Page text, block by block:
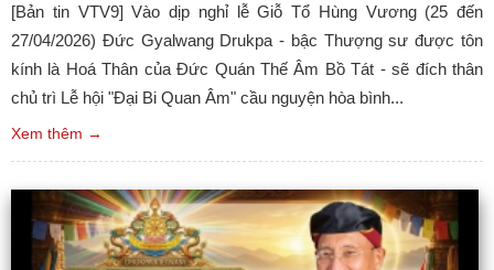
[Bản tin VTV9] Vào dịp nghỉ lễ Giỗ Tổ Hùng Vương (25 đến
27/04/2026) Đức Gyalwang Drukpa - bậc Thượng sư được tôn
kính là Hoá Thân của Đức Quán Thế Âm Bồ Tát - sẽ đích thân
chủ trì Lễ hội "Đại Bi Quan Âm" cầu nguyện hòa bình...
Xem thêm →